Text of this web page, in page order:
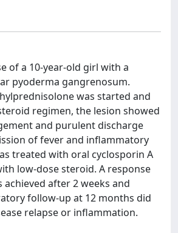
of a 10-year-old girl with a
pyoderma gangrenosum.
was started and
regimen, the lesion showed
and purulent discharge
of fever and inflammatory
treated with oral cyclosporin A
low-dose steroid. A response
after 2 weeks and
follow-up at 12 months did
relapse or inflammation.